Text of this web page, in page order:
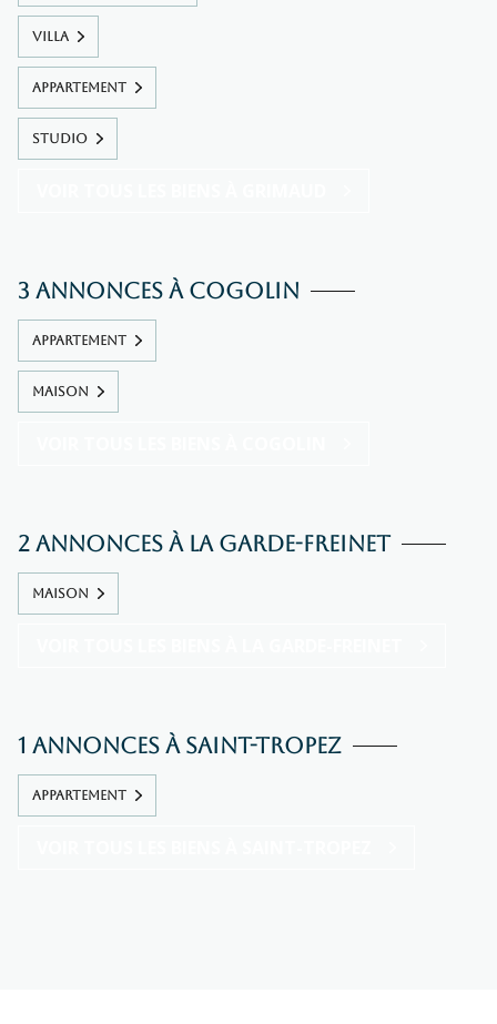
VILLA
APPARTEMENT
STUDIO
3 annonces à Cogolin
APPARTEMENT
MAISON
2 annonces à La Garde-Freinet
MAISON
1 annonces à Saint-Tropez
APPARTEMENT